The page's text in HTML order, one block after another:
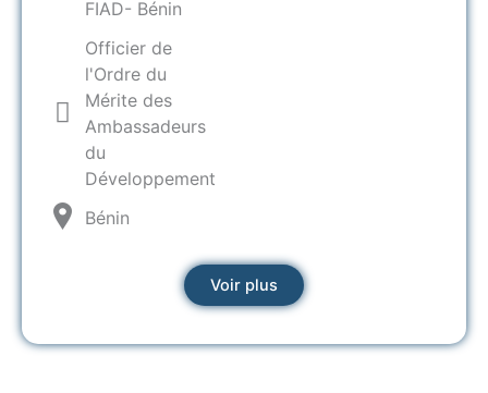
FIAD- Bénin
Officier de
l'Ordre du
Mérite des
Ambassadeurs
du
Développement
Bénin
Voir plus